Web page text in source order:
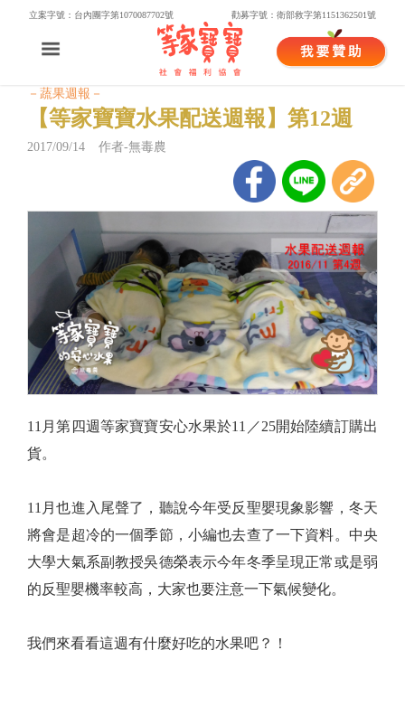
立案字號：台內團字第1070087702號 勸募字號：衛部救字第1151362501號
－蔬果週報－
【等家寶寶水果配送週報】第12週
2017/09/14 作者-無毒農
11月第四週等家寶寶安心水果於11／25開始陸續訂購出
貨。
11月也進入尾聲了，聽說今年受反聖嬰現象影響，冬天
將會是超冷的一個季節，小編也去查了一下資料。中央
大學大氣系副教授吳德榮表示今年冬季呈現正常或是弱
的反聖嬰機率較高，大家也要注意一下氣候變化。
我們來看看這週有什麼好吃的水果吧？！